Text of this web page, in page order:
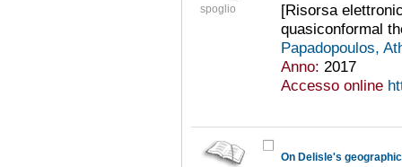
spoglio
[Risorsa
quasiconformal
Papadopoulos,
Anno: 2017
Accesso online
On Delisle's